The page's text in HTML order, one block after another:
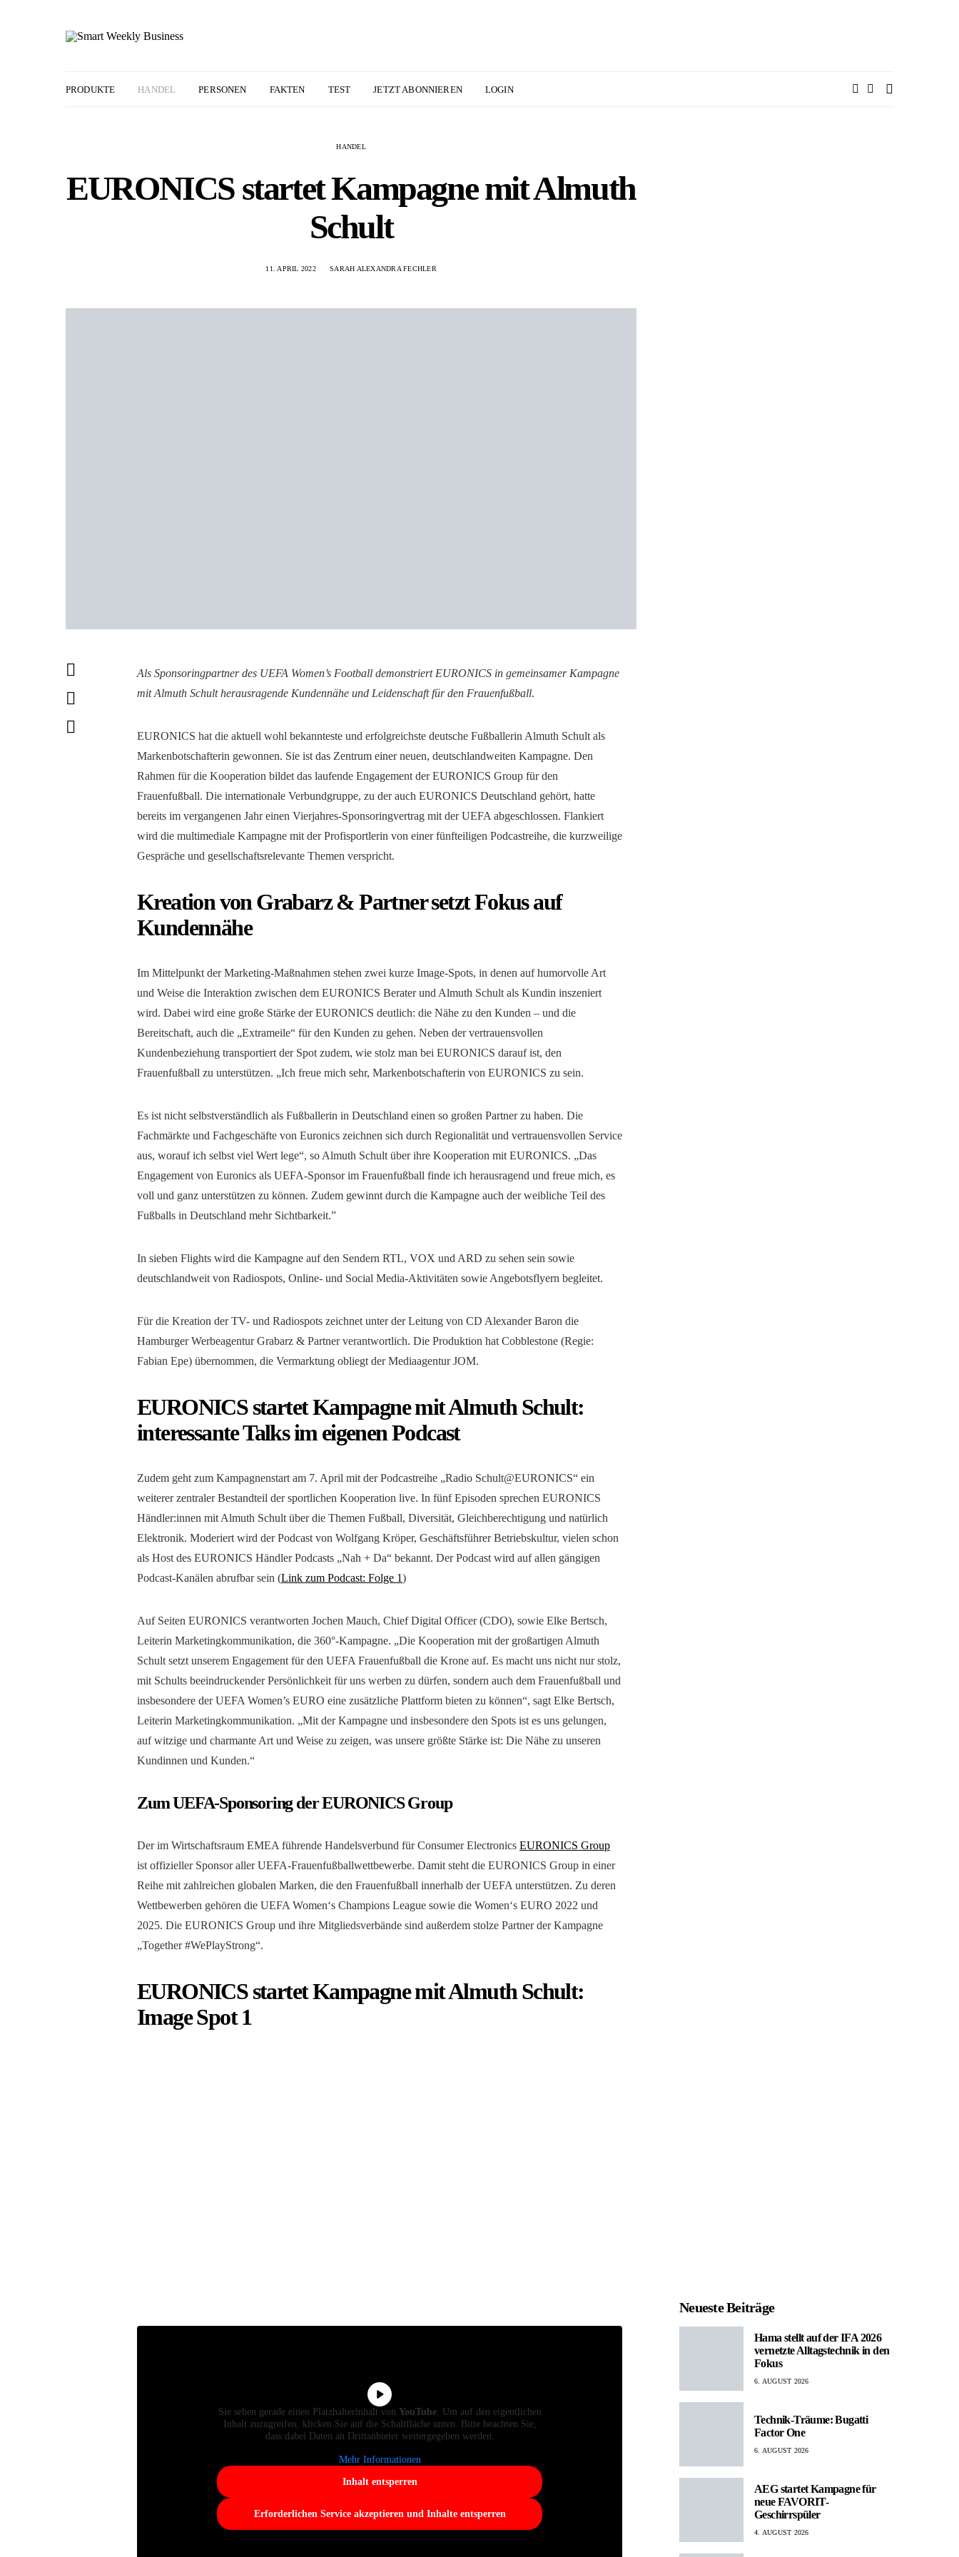
PRODUKTE HANDEL PERSONEN FAKTEN TEST JETZT ABONNIEREN LOGIN
HANDEL
EURONICS startet Kampagne mit Almuth
Schult
11. APRIL 2022 SARAH ALEXANDRA FECHLER
Als Sponsoringpartner des UEFA Women’s Football demonstriert EURONICS in gemeinsamer Kampagne
mit Almuth Schult herausragende Kundennähe und Leidenschaft für den Frauenfußball.
EURONICS hat die aktuell wohl bekannteste und erfolgreichste deutsche Fußballerin Almuth Schult als
Markenbotschafterin gewonnen. Sie ist das Zentrum einer neuen, deutschlandweiten Kampagne. Den
Rahmen für die Kooperation bildet das laufende Engagement der EURONICS Group für den
Frauenfußball. Die internationale Verbundgruppe, zu der auch EURONICS Deutschland gehört, hatte
bereits im vergangenen Jahr einen Vierjahres-Sponsoringvertrag mit der UEFA abgeschlossen. Flankiert
wird die multimediale Kampagne mit der Profisportlerin von einer fünfteiligen Podcastreihe, die kurzweilige
Gespräche und gesellschaftsrelevante Themen verspricht.
Kreation von Grabarz & Partner setzt Fokus auf
Kundennähe
Im Mittelpunkt der Marketing-Maßnahmen stehen zwei kurze Image-Spots, in denen auf humorvolle Art
und Weise die Interaktion zwischen dem EURONICS Berater und Almuth Schult als Kundin inszeniert
wird. Dabei wird eine große Stärke der EURONICS deutlich: die Nähe zu den Kunden – und die
Bereitschaft, auch die „Extrameile“ für den Kunden zu gehen. Neben der vertrauensvollen
Kundenbeziehung transportiert der Spot zudem, wie stolz man bei EURONICS darauf ist, den
Frauenfußball zu unterstützen. „Ich freue mich sehr, Markenbotschafterin von EURONICS zu sein.
Es ist nicht selbstverständlich als Fußballerin in Deutschland einen so großen Partner zu haben. Die
Fachmärkte und Fachgeschäfte von Euronics zeichnen sich durch Regionalität und vertrauensvollen Service
aus, worauf ich selbst viel Wert lege“, so Almuth Schult über ihre Kooperation mit EURONICS. „Das
Engagement von Euronics als UEFA-Sponsor im Frauenfußball finde ich herausragend und freue mich, es
voll und ganz unterstützen zu können. Zudem gewinnt durch die Kampagne auch der weibliche Teil des
Fußballs in Deutschland mehr Sichtbarkeit.”
In sieben Flights wird die Kampagne auf den Sendern RTL, VOX und ARD zu sehen sein sowie
deutschlandweit von Radiospots, Online- und Social Media-Aktivitäten sowie Angebotsflyern begleitet.
Für die Kreation der TV- und Radiospots zeichnet unter der Leitung von CD Alexander Baron die
Hamburger Werbeagentur Grabarz & Partner verantwortlich. Die Produktion hat Cobblestone (Regie:
Fabian Epe) übernommen, die Vermarktung obliegt der Mediaagentur JOM.
EURONICS startet Kampagne mit Almuth Schult:
interessante Talks im eigenen Podcast
Zudem geht zum Kampagnenstart am 7. April mit der Podcastreihe „Radio Schult@EURONICS“ ein
weiterer zentraler Bestandteil der sportlichen Kooperation live. In fünf Episoden sprechen EURONICS
Händler:innen mit Almuth Schult über die Themen Fußball, Diversität, Gleichberechtigung und natürlich
Elektronik. Moderiert wird der Podcast von Wolfgang Kröper, Geschäftsführer Betriebskultur, vielen schon
als Host des EURONICS Händler Podcasts „Nah + Da“ bekannt. Der Podcast wird auf allen gängigen
Podcast-Kanälen abrufbar sein (Link zum Podcast: Folge 1)
Auf Seiten EURONICS verantworten Jochen Mauch, Chief Digital Officer (CDO), sowie Elke Bertsch,
Leiterin Marketingkommunikation, die 360°-Kampagne. „Die Kooperation mit der großartigen Almuth
Schult setzt unserem Engagement für den UEFA Frauenfußball die Krone auf. Es macht uns nicht nur stolz,
mit Schults beeindruckender Persönlichkeit für uns werben zu dürfen, sondern auch dem Frauenfußball und
insbesondere der UEFA Women’s EURO eine zusätzliche Plattform bieten zu können“, sagt Elke Bertsch,
Leiterin Marketingkommunikation. „Mit der Kampagne und insbesondere den Spots ist es uns gelungen,
auf witzige und charmante Art und Weise zu zeigen, was unsere größte Stärke ist: Die Nähe zu unseren
Kundinnen und Kunden.“
Zum UEFA-Sponsoring der EURONICS Group
Der im Wirtschaftsraum EMEA führende Handelsverbund für Consumer Electronics EURONICS Group
ist offizieller Sponsor aller UEFA-Frauenfußballwettbewerbe. Damit steht die EURONICS Group in einer
Reihe mit zahlreichen globalen Marken, die den Frauenfußball innerhalb der UEFA unterstützen. Zu deren
Wettbewerben gehören die UEFA Women‘s Champions League sowie die Women‘s EURO 2022 und
2025. Die EURONICS Group und ihre Mitgliedsverbände sind außerdem stolze Partner der Kampagne
„Together #WePlayStrong“.
EURONICS startet Kampagne mit Almuth Schult:
Image Spot 1
Sie sehen gerade einen Platzhalterinhalt von YouTube. Um auf den eigentlichen
Inhalt zuzugreifen, klicken Sie auf die Schaltfläche unten. Bitte beachten Sie,
dass dabei Daten an Drittanbieter weitergegeben werden.
Mehr Informationen
Inhalt entsperren
Erforderlichen Service akzeptieren und Inhalte entsperren
Neueste Beiträge
Hama stellt auf der IFA 2026
vernetzte Alltagstechnik in den
Fokus
6. AUGUST 2026
Technik-Träume: Bugatti
Factor One
6. AUGUST 2026
AEG startet Kampagne für
neue FAVORIT-
Geschirrspüler
4. AUGUST 2026